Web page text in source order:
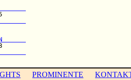
PROMINENTE